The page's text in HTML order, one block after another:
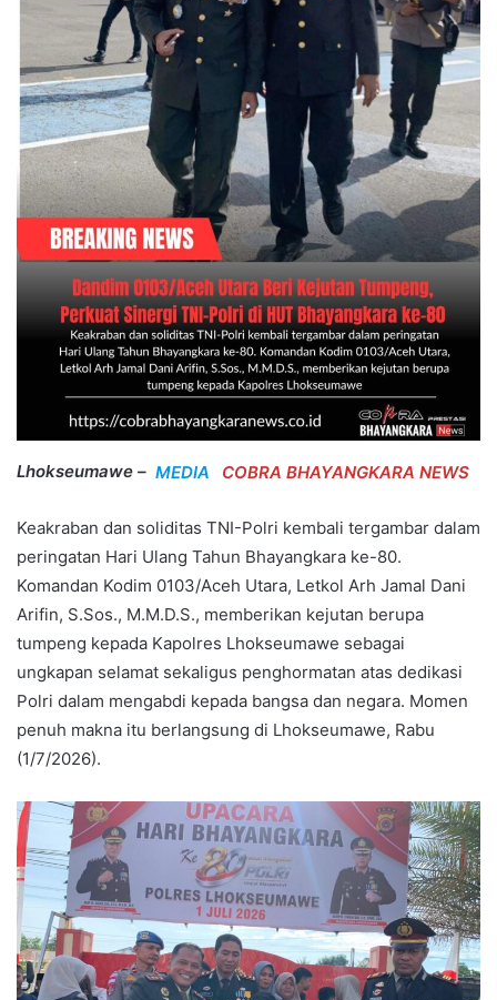
Lhokseumawe – MEDIA COBRA BHAYANGKARA NEWS
Keakraban dan soliditas TNI-Polri kembali tergambar dalam
peringatan Hari Ulang Tahun Bhayangkara ke-80.
Komandan Kodim 0103/Aceh Utara, Letkol Arh Jamal Dani
Arifin, S.Sos., M.M.D.S., memberikan kejutan berupa
tumpeng kepada Kapolres Lhokseumawe sebagai
ungkapan selamat sekaligus penghormatan atas dedikasi
Polri dalam mengabdi kepada bangsa dan negara. Momen
penuh makna itu berlangsung di Lhokseumawe, Rabu
(1/7/2026).